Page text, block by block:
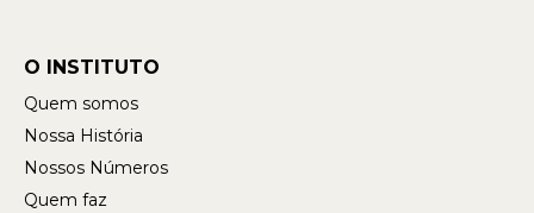
O INSTITUTO
Quem somos
Nossa História
Nossos Números
Quem faz